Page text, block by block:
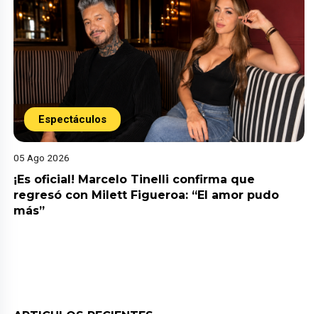
Espectáculos
05 Ago 2026
¡Es oficial! Marcelo Tinelli confirma que
regresó con Milett Figueroa: “El amor pudo
más”